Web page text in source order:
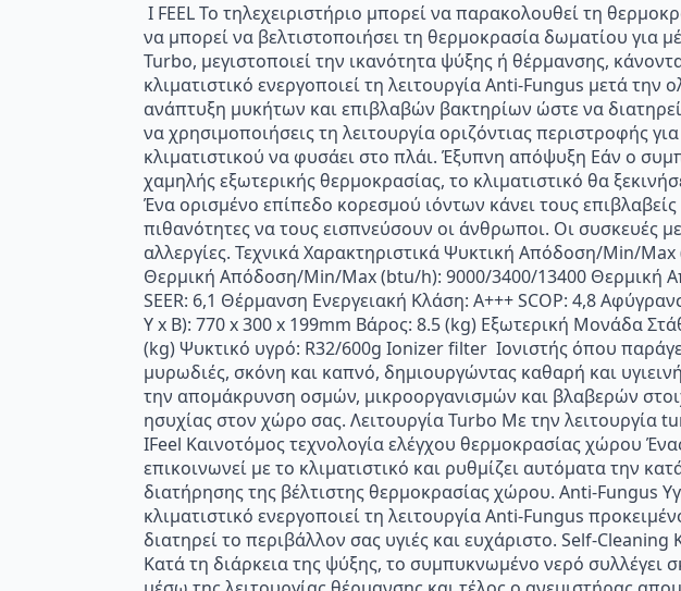
I FEEL Το τηλεχειριστήριο μπορεί να παρακολουθεί τη
να μπορεί να βελτιστοποιήσει τη θερμοκρασία δωματίου για
Turbo, μεγιστοποιεί την ικανότητα ψύξης ή θέρμανσης,
κλιματιστικό ενεργοποιεί τη λειτουργία Anti-Fungus μετά
ανάπτυξη μυκήτων και επιβλαβών βακτηρίων ώστε να
να χρησιμοποιήσεις τη λειτουργία οριζόντιας περιστροφής
κλιματιστικού να φυσάει στο πλάι. Έξυπνη απόψυξη Εάν ο
χαμηλής εξωτερικής θερμοκρασίας, το κλιματιστικό θα
Ένα ορισμένο επίπεδο κορεσμού ιόντων κάνει τους
πιθανότητες να τους εισπνεύσουν οι άνθρωποι. Οι συσκευές
αλλεργίες. Τεχνικά Χαρακτηριστικά Ψυκτική Απόδοση/Min/
Θερμική Απόδοση/Min/Max (btu/h): 9000/3400/13400 Θερμική
SEER: 6,1 Θέρμανση Ενεργειακή Κλάση: Α+++ SCOP: 4,8
Υ x B): 770 x 300 x 199mm Βάρος: 8.5 (kg) Εξωτερική Μονάδα
(kg) Ψυκτικό υγρό: R32/600g Ionizer ﬁlter Ιονιστής όπου
μυρωδιές, σκόνη και καπνό, δημιουργώντας καθαρή και
την απομάκρυνση οσμών, μικροοργανισμών και βλαβερών
ησυχίας στον χώρο σας. Λειτουργία Turbo Με την λειτουργία
IFeel Καινοτόμος τεχνολογία ελέγχου θερμοκρασίας χώρου
επικοινωνεί με το κλιματιστικό και ρυθμίζει αυτόματα την
διατήρησης της βέλτιστης θερμοκρασίας χώρου. Anti-Fungus
κλιματιστικό ενεργοποιεί τη λειτουργία Anti-Fungus
διατηρεί το περιβάλλον σας υγιές και ευχάριστο. Self-
Κατά τη διάρκεια της ψύξης, το συμπυκνωμένο νερό συλλέγει